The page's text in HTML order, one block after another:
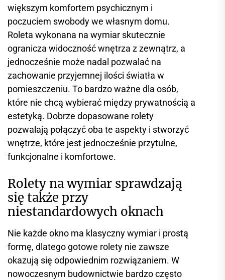
większym komfortem psychicznym i
poczuciem swobody we własnym domu.
Roleta wykonana na wymiar skutecznie
ogranicza widoczność wnętrza z zewnątrz, a
jednocześnie może nadal pozwalać na
zachowanie przyjemnej ilości światła w
pomieszczeniu. To bardzo ważne dla osób,
które nie chcą wybierać między prywatnością a
estetyką. Dobrze dopasowane rolety
pozwalają połączyć oba te aspekty i stworzyć
wnętrze, które jest jednocześnie przytulne,
funkcjonalne i komfortowe.
Rolety na wymiar sprawdzają
się także przy
niestandardowych oknach
Nie każde okno ma klasyczny wymiar i prostą
formę, dlatego gotowe rolety nie zawsze
okazują się odpowiednim rozwiązaniem. W
nowoczesnym budownictwie bardzo często